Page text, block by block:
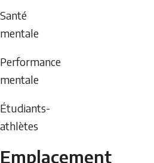
Santé
mentale
Performance
mentale
Étudiants-
athlètes
Emplacement